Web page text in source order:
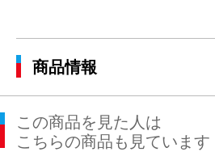
商品情報
この商品を見た人は
こちらの商品も見ています